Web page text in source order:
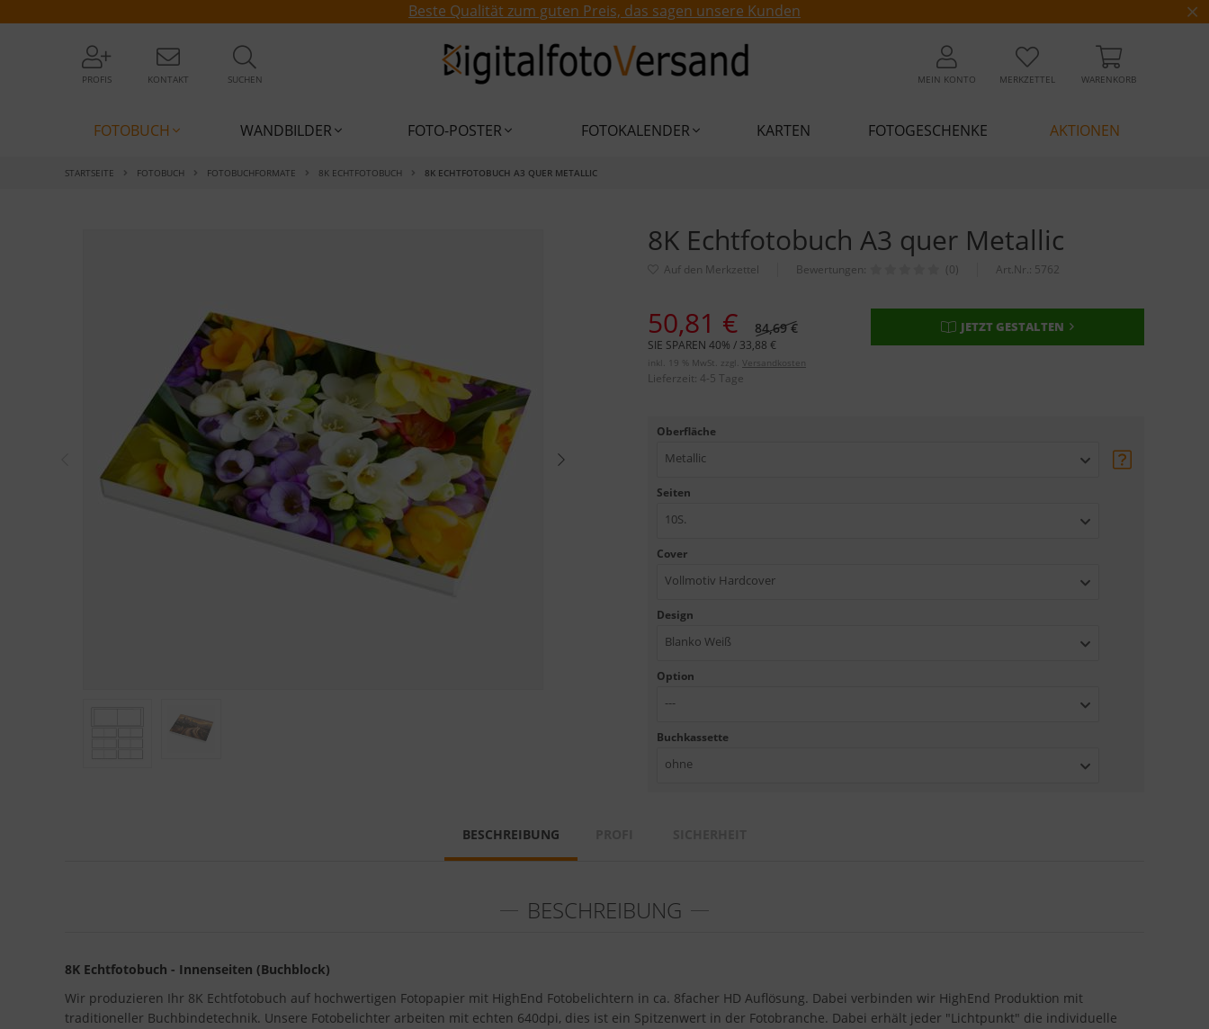
Beste Qualität zum guten Preis, das sagen unsere Kunden
PROFIS KONTAKT SUCHEN MEIN KONTO MERKZETTEL WARENKORB
FOTOBUCH WANDBILDER FOTO-POSTER FOTOKALENDER KARTEN FOTOGESCHENKE AKTIONEN
STARTSEITE FOTOBUCH FOTOBUCHFORMATE 8K ECHTFOTOBUCH 8K ECHTFOTOBUCH A3 QUER METALLIC
8K Echtfotobuch A3 quer Metallic
Bewertungen: (0) Art.Nr.: 5762
50,81 € 84,69 €
SIE SPAREN 40% / 33,88 €
inkl. 19 % MwSt. zzgl. Versandkosten
Lieferzeit: 4-5 Tage
JETZT GESTALTEN
Oberfläche
Metallic
Seiten
10S.
Cover
Vollmotiv Hardcover
Design
Blanko Weiß
Option
---
Buchkassette
ohne
BESCHREIBUNG
BESCHREIBUNG
8K Echtfotobuch - Innenseiten (Buchblock)
Wir produzieren Ihr 8K Echtfotobuch auf hochwertigen Fotopapier mit HighEnd Fotobelichtern in ca. 8facher HD Auflösung. Dabei verbinden wir HighEnd Produktion mit
traditioneller Buchbindetechnik. Unsere Fotobelichter arbeiten mit echten 640dpi, dies ist ein Spitzenwert in der Fotobranche. Dabei erhält jeder "Lichtpunkt" die individuelle